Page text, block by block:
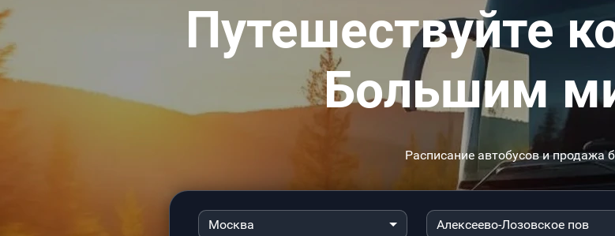
Путешествуйте
Большим
Расписание автобусов и продажа
Москва Алексеево-Лозовское пов